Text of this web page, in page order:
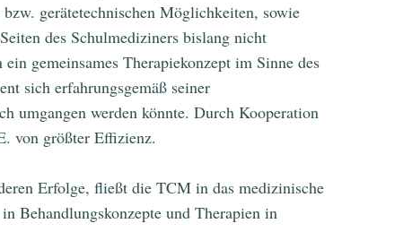
gerätetechnischen Möglichkeiten, sowie
des Schulmediziners bislang nicht
gemeinsames Therapiekonzept im Sinne des
sich erfahrungsgemäß seiner
umgangen werden könnte. Durch Kooperation
von größter Effizienz.
Erfolge, fließt die TCM in das medizinische
Behandlungskonzepte und Therapien in